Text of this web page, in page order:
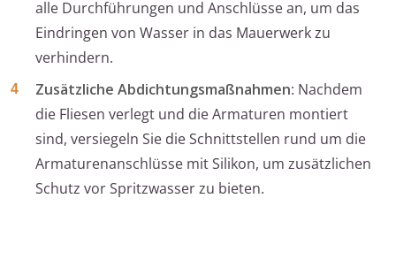
alle Durchführungen und Anschlüsse an, um das
Eindringen von Wasser in das Mauerwerk zu
verhindern.
Zusätzliche Abdichtungsmaßnahmen: Nachdem
die Fliesen verlegt und die Armaturen montiert
sind, versiegeln Sie die Schnittstellen rund um die
Armaturenanschlüsse mit Silikon, um zusätzlichen
Schutz vor Spritzwasser zu bieten.